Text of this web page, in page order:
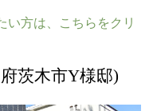
い方は、こちらをクリ
茨木市Y様邸)